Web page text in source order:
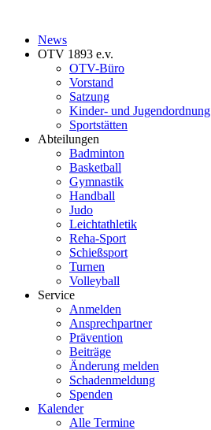
News
OTV 1893 e.v.
OTV-Büro
Vorstand
Satzung
Kinder- und Jugendordnung
Sportstätten
Abteilungen
Badminton
Basketball
Gymnastik
Handball
Judo
Leichtathletik
Reha-Sport
Schießsport
Turnen
Volleyball
Service
Anmelden
Ansprechpartner
Prävention
Beiträge
Änderung melden
Schadenmeldung
Spenden
Kalender
Alle Termine